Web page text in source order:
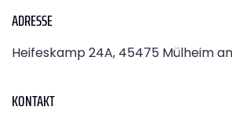
ADRESSE
Heifeskamp 24A, 45475 Mülheim
KONTAKT